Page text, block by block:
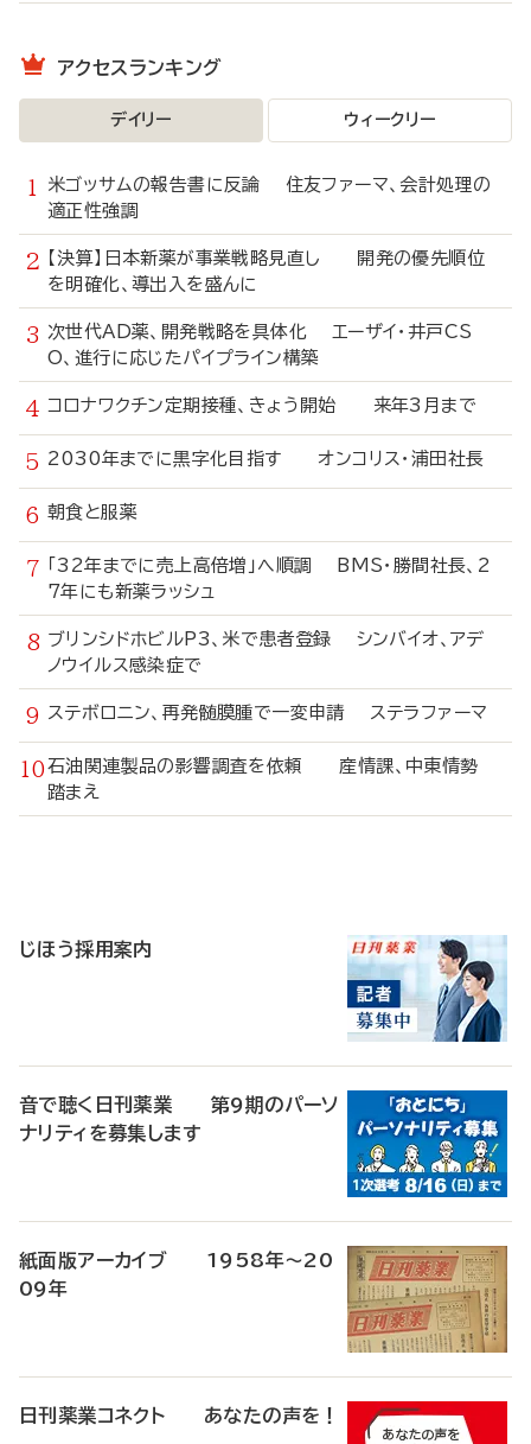
アクセスランキング
デイリー ウィークリー
米ゴッサムの報告書に反論 住友ファーマ、会計処理の
適正性強調
【決算】日本新薬が事業戦略見直し 開発の優先順位
を明確化、導出入を盛んに
次世代AD薬、開発戦略を具体化 エーザイ・井戸CS
O、進行に応じたパイプライン構築
コロナワクチン定期接種、きょう開始 来年3月まで
2030年までに黒字化目指す オンコリス・浦田社長
朝食と服薬
「32年までに売上高倍増」へ順調 BMS・勝間社長、2
7年にも新薬ラッシュ
ブリンシドホビルP3、米で患者登録 シンバイオ、アデ
ノウイルス感染症で
ステボロニン、再発髄膜腫で一変申請 ステラファーマ
石油関連製品の影響調査を依頼 産情課、中東情勢
踏まえ
じほう採用案内
音で聴く日刊薬業 第9期のパーソ
ナリティを募集します
紙面版アーカイブ 1958年～20
09年
日刊薬業コネクト あなたの声を！